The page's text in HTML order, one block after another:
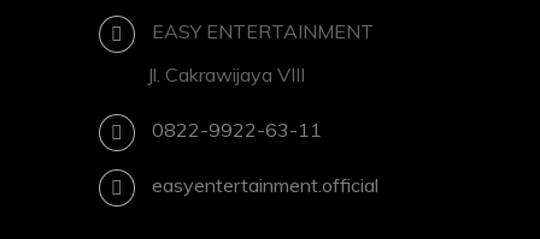
EASY ENTERTAINMENT
Jl. Cakrawijaya VIII
0822-9922-63-11
easyentertainment.official